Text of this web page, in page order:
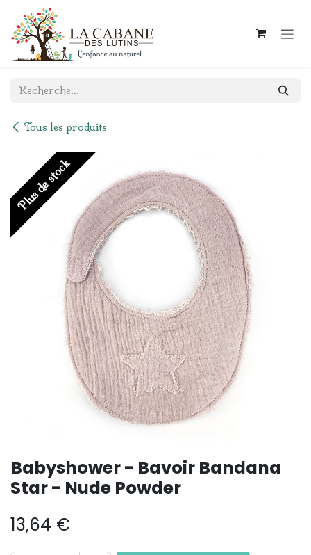
Se rendre au contenu
Tous les produits
Plus de stock
Babyshower - Bavoir Bandana
Star - Nude Powder
13,64 €